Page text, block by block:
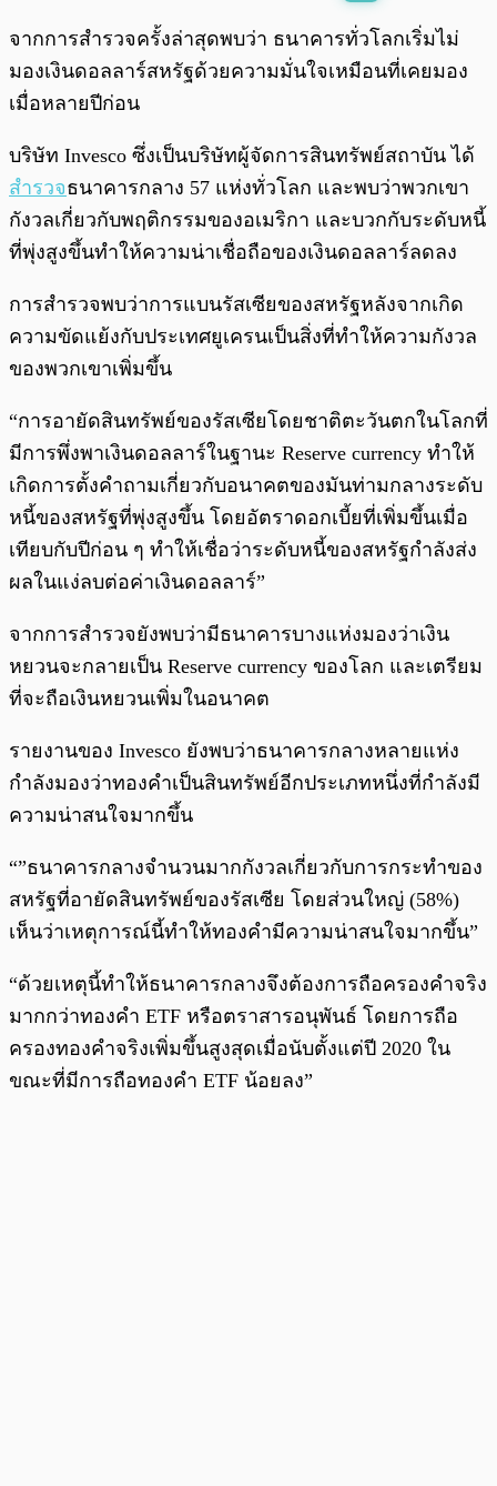
พร้อมเล่น 0:00 /0:00
จากการสำรวจครั้งล่าสุดพบว่า ธนาคารทั่วโลกเริ่มไม่
มองเงินดอลลาร์สหรัฐด้วยความมั่นใจเหมือนที่เคยมอง
เมื่อหลายปีก่อน
บริษัท Invesco ซึ่งเป็นบริษัทผู้จัดการสินทรัพย์สถาบัน ได้
สำรวจธนาคารกลาง 57 แห่งทั่วโลก และพบว่าพวกเขา
กังวลเกี่ยวกับพฤติกรรมของอเมริกา และบวกกับระดับหนี้
ที่พุ่งสูงขึ้นทำให้ความน่าเชื่อถือของเงินดอลลาร์ลดลง
การสำรวจพบว่าการแบนรัสเซียของสหรัฐหลังจากเกิด
ความขัดแย้งกับประเทศยูเครนเป็นสิ่งที่ทำให้ความกังวล
ของพวกเขาเพิ่มขึ้น
“การอายัดสินทรัพย์ของรัสเซียโดยชาติตะวันตกในโลกที่
มีการพึ่งพาเงินดอลลาร์ในฐานะ Reserve currency ทำให้
เกิดการตั้งคำถามเกี่ยวกับอนาคตของมันท่ามกลางระดับ
หนี้ของสหรัฐที่พุ่งสูงขึ้น โดยอัตราดอกเบี้ยที่เพิ่มขึ้นเมื่อ
เทียบกับปีก่อน ๆ ทำให้เชื่อว่าระดับหนี้ของสหรัฐกำลังส่ง
ผลในแง่ลบต่อค่าเงินดอลลาร์”
จากการสำรวจยังพบว่ามีธนาคารบางแห่งมองว่าเงิน
หยวนจะกลายเป็น Reserve currency ของโลก และเตรียม
ที่จะถือเงินหยวนเพิ่มในอนาคต
รายงานของ Invesco ยังพบว่าธนาคารกลางหลายแห่ง
กำลังมองว่าทองคำเป็นสินทรัพย์อีกประเภทหนึ่งที่กำลังมี
ความน่าสนใจมากขึ้น
“”ธนาคารกลางจำนวนมากกังวลเกี่ยวกับการกระทำของ
สหรัฐที่อายัดสินทรัพย์ของรัสเซีย โดยส่วนใหญ่ (58%)
เห็นว่าเหตุการณ์นี้ทำให้ทองคำมีความน่าสนใจมากขึ้น”
“ด้วยเหตุนี้ทำให้ธนาคารกลางจึงต้องการถือครองคำจริง
มากกว่าทองคำ ETF หรือตราสารอนุพันธ์ โดยการถือ
ครองทองคำจริงเพิ่มขึ้นสูงสุดเมื่อนับตั้งแต่ปี 2020 ใน
ขณะที่มีการถือทองคำ ETF น้อยลง”